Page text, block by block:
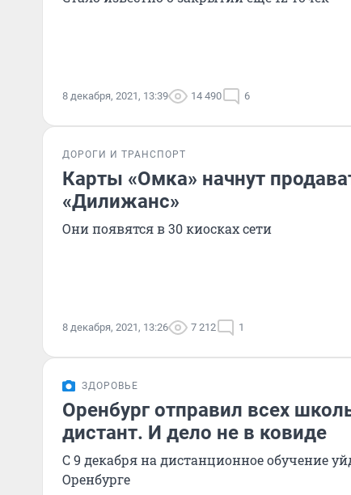
8 декабря, 2021, 13:39 14 490 6
ДОРОГИ И ТРАНСПОРТ
Карты «Омка» начнут
«Дилижанс»
Они появятся в 30 киосках сети
8 декабря, 2021, 13:26 7 212 1
ЗДОРОВЬЕ
Оренбург отправил всех
дистант. И дело не в ковиде
С 9 декабря на дистанционное обучение
Оренбурге